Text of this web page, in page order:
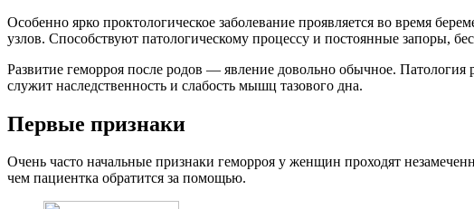
Особенно ярко проктологическое заболевание проявляется во время
узлов. Способствуют патологическому процессу и постоянные запоры,
Развитие геморроя после родов — явление довольно обычное.
служит наследственность и слабость мышц тазового дна.
Первые признаки
Очень часто начальные признаки геморроя у женщин проходят
чем пациентка обратится за помощью.